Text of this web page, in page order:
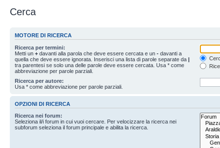
Cerca
MOTORE DI RICERCA
Ricerca per termini:
Metti un + davanti alla parola che deve essere cercata e un - davanti a
quella che deve essere ignorata. Inserisci una lista di parole separate da |
tra parentesi se solo una delle parole deve essere cercata. Usa * come
abbreviazione per parole parziali.
Ricerca per autore:
Usa * come abbreviazione per parole parziali.
OPZIONI DI RICERCA
Ricerca nei forum:
Seleziona il/i forum in cui vuoi cercare. Per velocizzare la ricerca nei
subforum seleziona il forum principale e abilita la ricerca.